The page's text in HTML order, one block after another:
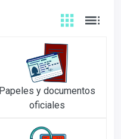
Papeles y documentos
oficiales